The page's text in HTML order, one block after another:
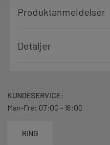
Produktanmeldelser
Detaljer
KUNDESERVICE:
Man-Fre: 07:00 - 16:00
RING